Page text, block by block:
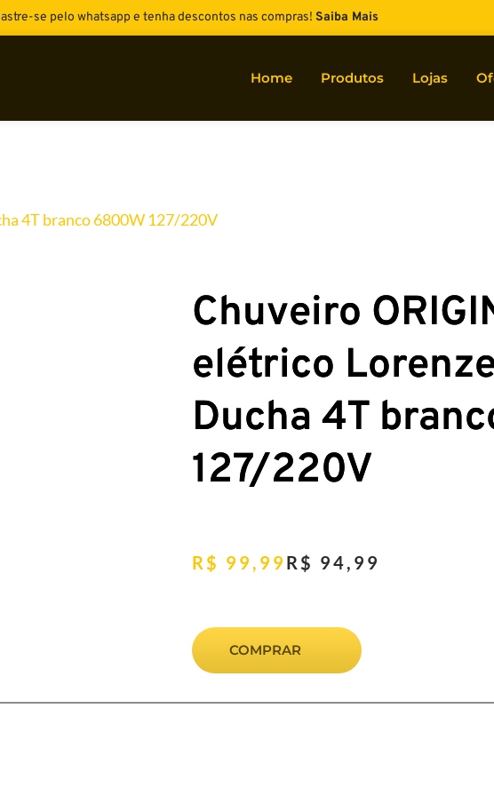
se pelo whatsapp e tenha descontos nas compras! Saiba Mais
Home Produtos Lojas
4T branco 6800W 127/220V
Chuveiro
elétrico
Ducha 4T
127/220V
R$ 99,99 R$ 94,99
COMPRAR